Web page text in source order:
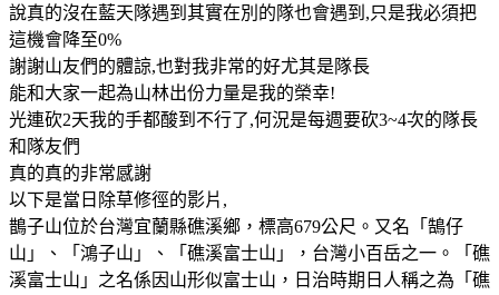
說真的沒在藍天隊遇到其實在別的隊也會遇到,只是我必須把
這機會降至0%
謝謝山友們的體諒,也對我非常的好尤其是隊長
能和大家一起為山林出份力量是我的榮幸!
光連砍2天我的手都酸到不行了,何況是每週要砍3~4次的隊長
和隊友們
真的真的非常感謝
以下是當日除草修徑的影片,
鵲子山位於台灣宜蘭縣礁溪鄉，標高679公尺。又名「鵠仔
山」、「鴻子山」、「礁溪富士山」，台灣小百岳之一。「礁
溪富士山」之名係因山形似富士山，日治時期日人稱之為「礁